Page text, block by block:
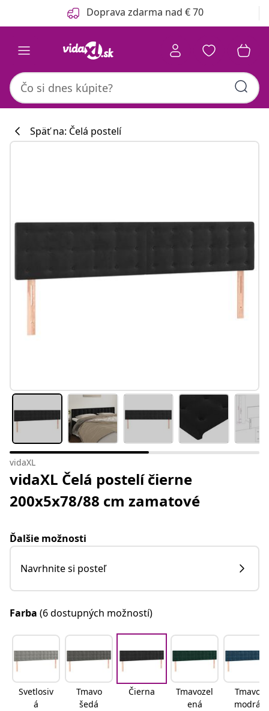
Predchádzajúce Doprava zdarma nad € 70
Späť na: Čelá postelí
vidaXL
vidaXL Čelá postelí čierne
200x5x78/88 cm zamatové
Ďalšie možnosti
Navrhnite si posteľ
Farba (6 dostupných možností)
Svetlosiv
á
Tmavo
šedá
Čierna
Tmavozel
ená
Tmavo
modrá